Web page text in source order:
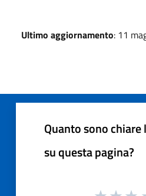
Ultimo aggiornamento: 11
Quanto sono
su questa pagina?